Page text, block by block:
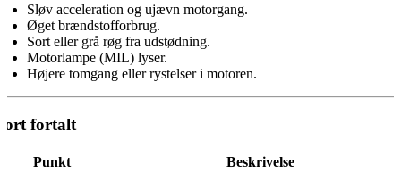
Sløv acceleration og ujævn motorgang.
Øget brændstofforbrug.
Sort eller grå røg fra udstødning.
Motorlampe (MIL) lyser.
Højere tomgang eller rystelser i motoren.
fortalt
Punkt
Beskrivelse